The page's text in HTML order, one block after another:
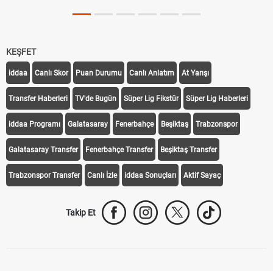
KEŞFET
iddaa Canlı Skor Puan Durumu Canlı Anlatım At Yarışı
Transfer Haberleri TV'de Bugün Süper Lig Fikstür Süper Lig Haberleri
iddaa Programı Galatasaray Fenerbahçe Beşiktaş Trabzonspor
Galatasaray Transfer Fenerbahçe Transfer Beşiktaş Transfer
Trabzonspor Transfer Canlı İzle iddaa Sonuçları Aktif Sayaç
Takip Et